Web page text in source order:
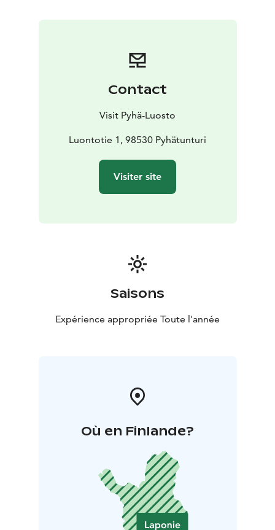
Contact
Visit Pyhä-Luosto
Luontotie 1, 98530 Pyhätunturi
Visiter site
Saisons
Expérience appropriée Toute l'année
Où en Finlande?